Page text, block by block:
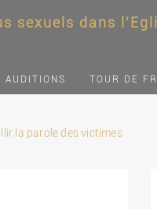
sexuels dans
AUDITIONS TOUR DE
la parole des victimes